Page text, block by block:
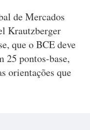
de Mercados
Krautzberger
que o BCE deve
25 pontos-base,
orientações que